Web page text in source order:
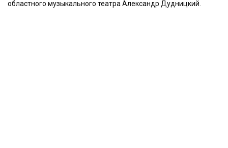
областного музыкального театра Александр Дудницкий.